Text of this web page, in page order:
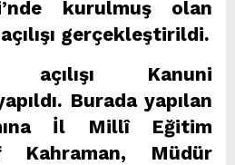
kurulmuş olan
gerçekleştirildi.
Kanuni
Burada yapılan
İl Millî Eğitim
Kahraman, Müdür